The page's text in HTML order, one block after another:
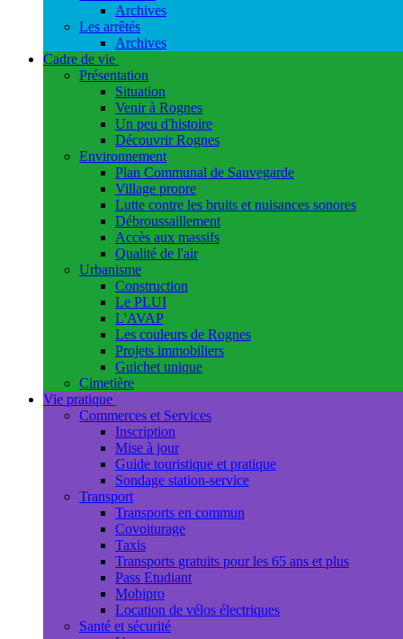
Archives
Les arrêtés
Archives
Cadre de vie
Présentation
Situation
Venir à Rognes
Un peu d'histoire
Découvrir Rognes
Environnement
Plan Communal de Sauvegarde
Village propre
Lutte contre les bruits et nuisances sonores
Débroussaillement
Accès aux massifs
Qualité de l'air
Urbanisme
Construction
Le PLUI
L'AVAP
Les couleurs de Rognes
Projets immobiliers
Guichet unique
Cimetière
Vie pratique
Commerces et Services
Inscription
Mise à jour
Guide touristique et pratique
Sondage station-service
Transport
Transports en commun
Covoiturage
Taxis
Transports gratuits pour les 65 ans et plus
Pass Etudiant
Mobipro
Location de vélos électriques
Santé et sécurité